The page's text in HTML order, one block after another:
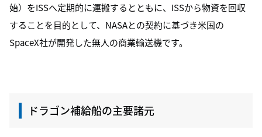
始）をISSへ定期的に運搬するとともに、ISSから物資を回収
することを目的として、NASAとの契約に基づき米国の
SpaceX社が開発した無人の商業輸送機です。
ドラゴン補給船の主要諸元